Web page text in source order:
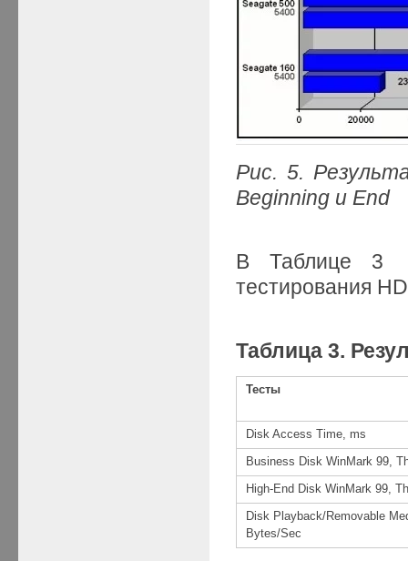
Рис. 5.
Beginning и End
В Таблице 3
тестирования
Таблица 3.
Тесты
Disk Access Time, ms
Business Disk WinMark 99,
High-End Disk WinMark 99,
Disk Playback/Removable
Bytes/Sec